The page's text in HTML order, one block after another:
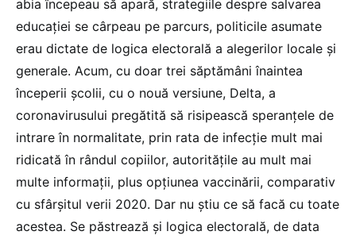
abia începeau să apară, strategiile despre salvarea
educației se cârpeau pe parcurs, politicile asumate
erau dictate de logica electorală a alegerilor locale și
generale. Acum, cu doar trei săptămâni înaintea
începerii școlii, cu o nouă versiune, Delta, a
coronavirusului pregătită să risipească speranțele de
intrare în normalitate, prin rata de infecție mult mai
ridicată în rândul copiilor, autoritățile au mult mai
multe informații, plus opțiunea vaccinării, comparativ
cu sfârșitul verii 2020. Dar nu știu ce să facă cu toate
acestea. Se păstrează și logica electorală, de data